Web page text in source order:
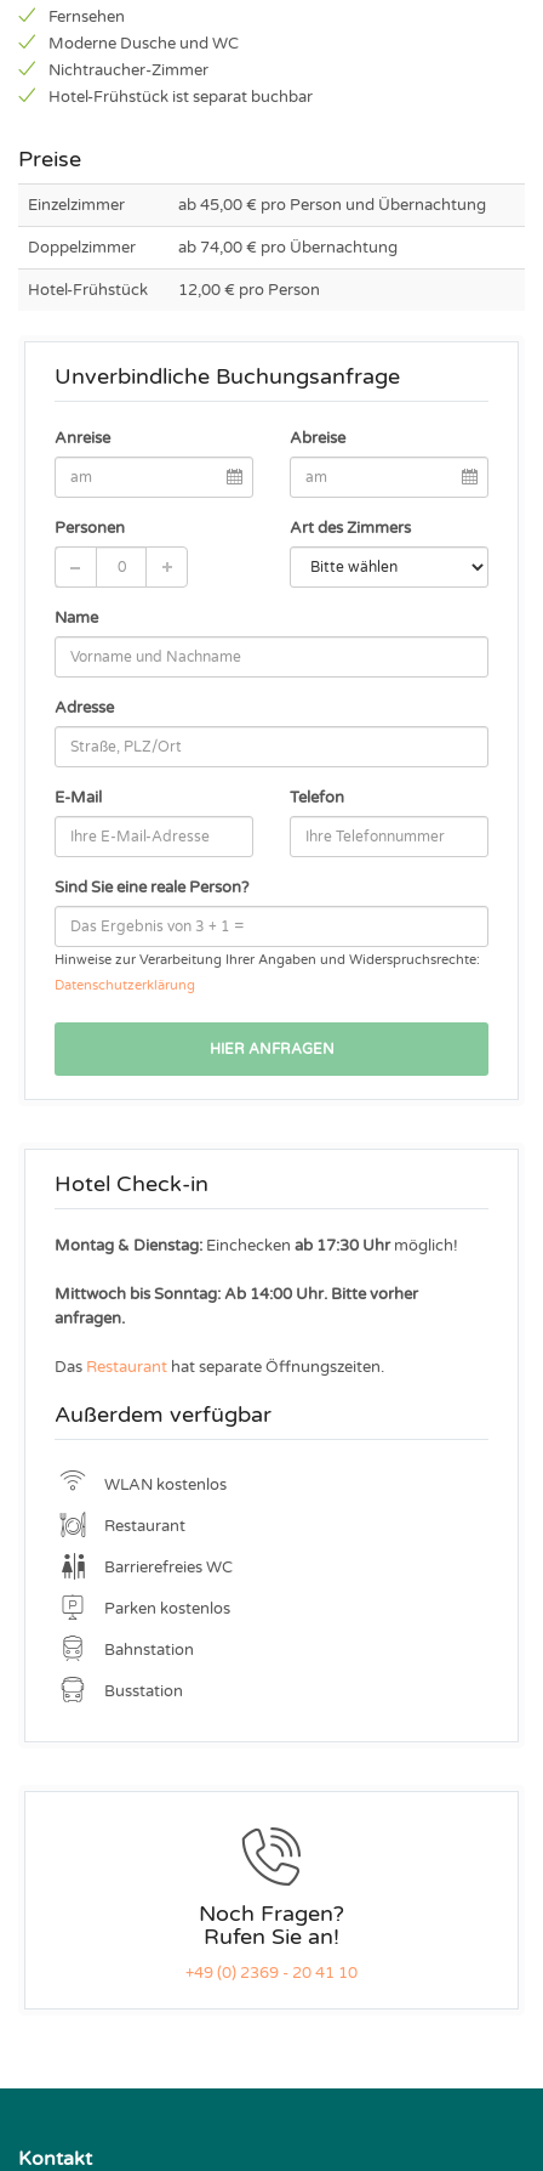
Fernsehen
Moderne Dusche und WC
Nichtraucher-Zimmer
Hotel-Frühstück ist separat buchbar
Preise
Einzelzimmer ab 45,00 € pro Person und Übernachtung
Doppelzimmer ab 74,00 € pro Übernachtung
Hotel-Frühstück 12,00 € pro Person
Unverbindliche Buchungsanfrage
Anreise Abreise
Personen Art des Zimmers
Name
Adresse
E-Mail Telefon
Sind Sie eine reale Person?
Hinweise zur Verarbeitung Ihrer Angaben und Widerspruchsrechte:
Datenschutzerklärung
Hotel Check-in
Montag & Dienstag: Einchecken ab 17:30 Uhrmöglich!
Mittwoch bis Sonntag: Ab 14:00 Uhr. Bitte vorher
anfragen.
Das Restaurant hat separate Öffnungszeiten.
Außerdem verfügbar
WLAN kostenlos
Restaurant
Barrierefreies WC
Parken kostenlos
Bahnstation
Busstation
Noch Fragen?
Rufen Sie an!
+49 (0) 2369 - 20 41 10
Kontakt